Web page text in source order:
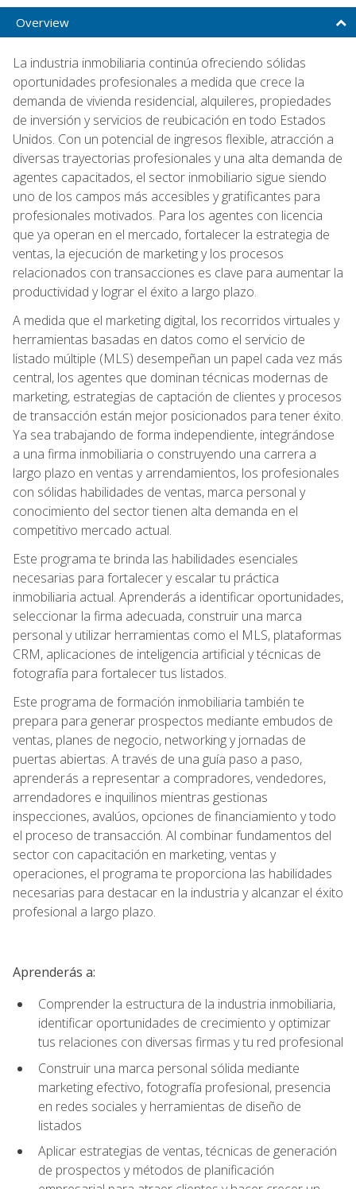
Overview
La industria inmobiliaria continúa ofreciendo sólidas
oportunidades profesionales a medida que crece la
demanda de vivienda residencial, alquileres, propiedades
de inversión y servicios de reubicación en todo Estados
Unidos. Con un potencial de ingresos flexible, atracción a
diversas trayectorias profesionales y una alta demanda de
agentes capacitados, el sector inmobiliario sigue siendo
uno de los campos más accesibles y gratificantes para
profesionales motivados. Para los agentes con licencia
que ya operan en el mercado, fortalecer la estrategia de
ventas, la ejecución de marketing y los procesos
relacionados con transacciones es clave para aumentar la
productividad y lograr el éxito a largo plazo.
A medida que el marketing digital, los recorridos virtuales y
herramientas basadas en datos como el servicio de
listado múltiple (MLS) desempeñan un papel cada vez más
central, los agentes que dominan técnicas modernas de
marketing, estrategias de captación de clientes y procesos
de transacción están mejor posicionados para tener éxito.
Ya sea trabajando de forma independiente, integrándose
a una firma inmobiliaria o construyendo una carrera a
largo plazo en ventas y arrendamientos, los profesionales
con sólidas habilidades de ventas, marca personal y
conocimiento del sector tienen alta demanda en el
competitivo mercado actual.
Este programa te brinda las habilidades esenciales
necesarias para fortalecer y escalar tu práctica
inmobiliaria actual. Aprenderás a identificar oportunidades,
seleccionar la firma adecuada, construir una marca
personal y utilizar herramientas como el MLS, plataformas
CRM, aplicaciones de inteligencia artificial y técnicas de
fotografía para fortalecer tus listados.
Este programa de formación inmobiliaria también te
prepara para generar prospectos mediante embudos de
ventas, planes de negocio, networking y jornadas de
puertas abiertas. A través de una guía paso a paso,
aprenderás a representar a compradores, vendedores,
arrendadores e inquilinos mientras gestionas
inspecciones, avalúos, opciones de financiamiento y todo
el proceso de transacción. Al combinar fundamentos del
sector con capacitación en marketing, ventas y
operaciones, el programa te proporciona las habilidades
necesarias para destacar en la industria y alcanzar el éxito
profesional a largo plazo.
Aprenderás a:
Comprender la estructura de la industria inmobiliaria,
identificar oportunidades de crecimiento y optimizar
tus relaciones con diversas firmas y tu red profesional
Construir una marca personal sólida mediante
marketing efectivo, fotografía profesional, presencia
en redes sociales y herramientas de diseño de
listados
Aplicar estrategias de ventas, técnicas de generación
de prospectos y métodos de planificación